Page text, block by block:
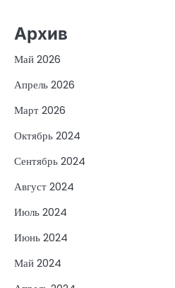
Архив
Май 2026
Апрель 2026
Март 2026
Октябрь 2024
Сентябрь 2024
Август 2024
Июль 2024
Июнь 2024
Май 2024